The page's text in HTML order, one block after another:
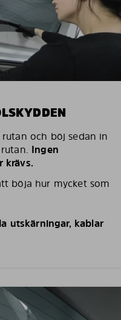
och böj sedan in
Ingen
krävs.
böja hur mycket som
utskärningar, kablar